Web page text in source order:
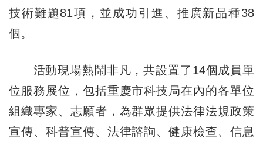
技術難題81項，並成功引進、推廣新品種38
個。
活動現場熱鬧非凡，共設置了14個成員單
位服務展位，包括重慶市科技局在內的各單位
組織專家、志願者，為群眾提供法律法規政策
宣傳、科普宣傳、法律諮詢、健康檢查、信息